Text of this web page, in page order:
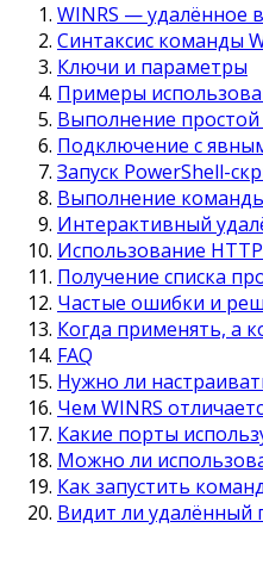
WINRS — удалённое
Синтаксис команды
Ключи и параметры
Примеры
Выполнение
Подключение с
Запуск PowerShell-
Выполнение
Интерактивный
Использование
Получение списка
Частые ошибки и
Когда применять, а
FAQ
Нужно ли
Чем WINRS
Какие порты
Можно ли
Как запустить
Видит ли удалённый